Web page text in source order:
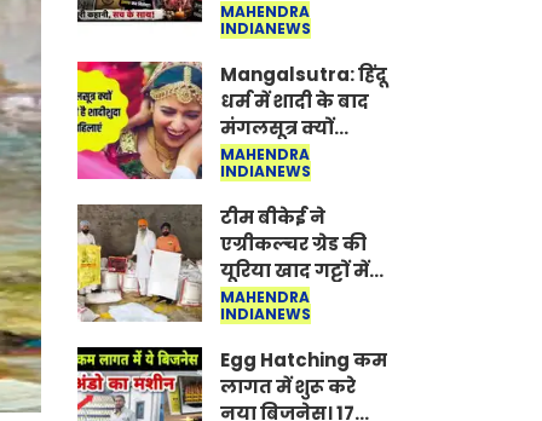
MAHENDRA
INDIANEWS
Mangalsutra: हिंदू
धर्म में शादी के बाद
मंगलसूत्र क्यों
पहनती है महिलाएं,
किसने शुरु की ये
परंपरा
MAHENDRA
INDIANEWS
टीम बीकेई ने
एग्रीकल्चर ग्रेड की
यूरिया खाद गट्टों में
बदलकर टेक्निकल
ग्रेड में बेचने वालों पर
करवाई कार्रवाई:
लखविंदर सिंह
औलख
MAHENDRA
INDIANEWS
Egg Hatching कम
लागत में शुरू करे
नया बिजनेस। 17